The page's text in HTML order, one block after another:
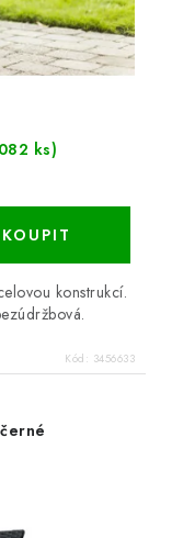
ks)
konstrukcí.
Kód: 3456633